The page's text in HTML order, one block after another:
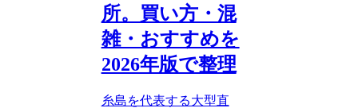
所。買い方・混
雑・おすすめを
2026年版で整理
糸島を代表する大型直